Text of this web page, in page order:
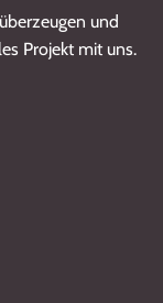
und
Projekt mit uns.